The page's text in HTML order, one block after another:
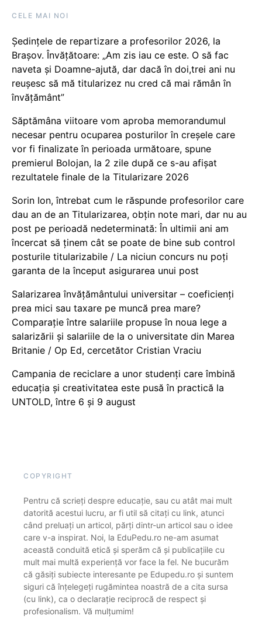
CELE MAI NOI
Ședințele de repartizare a profesorilor 2026, la
Brașov. Învățătoare: „Am zis iau ce este. O să fac
naveta și Doamne-ajută, dar dacă în doi,trei ani nu
reușesc să mă titularizez nu cred că mai rămân în
învățământ”
Săptămâna viitoare vom aproba memorandumul
necesar pentru ocuparea posturilor în creșele care
vor fi finalizate în perioada următoare, spune
premierul Bolojan, la 2 zile după ce s-au afișat
rezultatele finale de la Titularizare 2026
Sorin Ion, întrebat cum le răspunde profesorilor care
dau an de an Titularizarea, obțin note mari, dar nu au
post pe perioadă nedeterminată: În ultimii ani am
încercat să ținem cât se poate de bine sub control
posturile titularizabile / La niciun concurs nu poți
garanta de la început asigurarea unui post
Salarizarea învățământului universitar – coeficienți
prea mici sau taxare pe muncă prea mare?
Comparație între salariile propuse în noua lege a
salarizării și salariile de la o universitate din Marea
Britanie / Op Ed, cercetător Cristian Vraciu
Campania de reciclare a unor studenți care îmbină
educația și creativitatea este pusă în practică la
UNTOLD, între 6 și 9 august
COPYRIGHT
Pentru că scrieți despre educație, sau cu atât mai mult
datorită acestui lucru, ar fi util să citați cu link, atunci
când preluați un articol, părți dintr-un articol sau o idee
care v-a inspirat. Noi, la EduPedu.ro ne-am asumat
această conduită etică și sperăm că și publicațiile cu
mult mai multă experiență vor face la fel. Ne bucurăm
că găsiți subiecte interesante pe Edupedu.ro și suntem
siguri că înțelegeți rugămintea noastră de a cita sursa
(cu link), ca o declarație reciprocă de respect și
profesionalism. Vă mulțumim!